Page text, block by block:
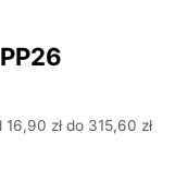
zł do 315,60 zł